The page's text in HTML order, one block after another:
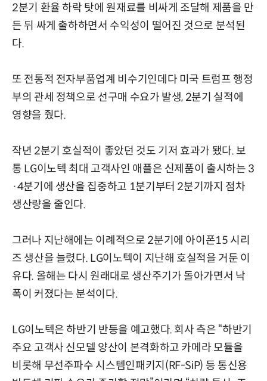
2분기 환율 하락 탓에 원재료를 비싸게 조달해 제품을 만
든 뒤 싸게 출하하면서 수익성이 떨어진 것으로 분석된
다.
또 전통적 전자부품업계 비수기인데다 미국 트럼프 행정
부의 관세 정책으로 선구매 수요가 발생, 2분기 실적에
영향을 줬다.
작년 2분기 호실적이 좋았던 것도 기저 효과가 됐다. 보
통 LG이노텍 최대 고객사인 애플은 신제품이 출시하는 3
·4분기에 생산을 집중하고 1분기부터 2분기까지 점차
생산량을 줄인다.
그러나 지난해에는 이례적으로 2분기에 아이폰15 시리
즈 생산을 늘렸다. LG이노텍이 지난해 호실적을 거둔 이
유다. 올해는 다시 원래대로 생산주기가 돌아가면서 낙
폭이 커졌다는 분석이다.
LG이노텍은 하반기 반등을 예고했다. 회사 측은 “하반기
주요 고객사 신모델 양산이 본격화하고 카메라 모듈을
비롯해 무선주파수 시스템인패키지(RF-SiP) 등 통신용